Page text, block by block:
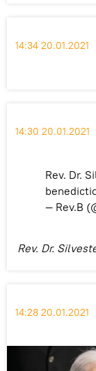
14:34 20.01.2021
14:30 20.01.2021
Rev. Dr.
— Rev.B
Rev. Dr.
14:28 20.01.2021